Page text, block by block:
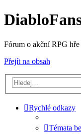
Fórum o akční RPG
Přejít na obsah
Rychlé odkazy
Témata